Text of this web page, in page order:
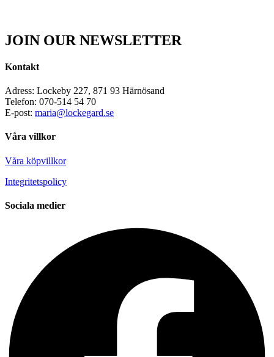
JOIN OUR NEWSLETTER
Kontakt
Adress: Lockeby 227, 871 93 Härnösand
Telefon: 070-514 54 70
E-post: maria@lockegard.se
Våra villkor
Våra köpvillkor
Integritetspolicy
Sociala medier